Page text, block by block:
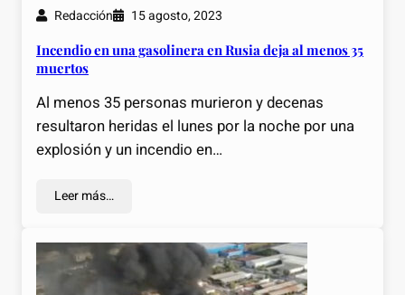
Redacción 15 agosto, 2023
Incendio en una gasolinera en Rusia deja al menos 35
muertos
Al menos 35 personas murieron y decenas
resultaron heridas el lunes por la noche por una
explosión y un incendio en…
Leer más…